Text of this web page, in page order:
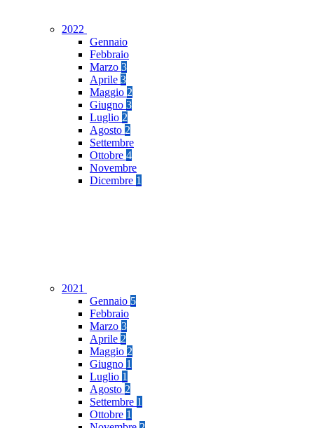
2022
Gennaio
Febbraio
Marzo 3
Aprile 3
Maggio 2
Giugno 3
Luglio 2
Agosto 2
Settembre
Ottobre 4
Novembre
Dicembre 1
2021
Gennaio 5
Febbraio
Marzo 3
Aprile 2
Maggio 2
Giugno 1
Luglio 1
Agosto 2
Settembre 1
Ottobre 1